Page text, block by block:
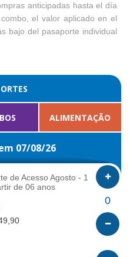
anticipadas hasta el día
el valor aplicado en el
bajo del pasaporte individual
ALIMENTAÇÃO
07/08/26
de Acesso Agosto - 1
de 06 anos
0